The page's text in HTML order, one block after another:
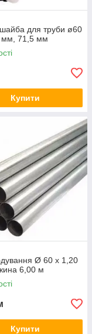
для труби ø60
71,5 мм
Купити
Ø 60 х 1,20
6,00 м
Купити